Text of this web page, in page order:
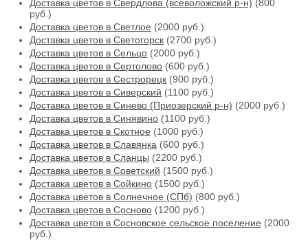
Доставка цветов в Свердлова (всеволожский р-н) (800
руб.)
Доставка цветов в Светлое (2000 руб.)
Доставка цветов в Светогорск (2700 руб.)
Доставка цветов в Сельцо (2000 руб.)
Доставка цветов в Сертолово (600 руб.)
Доставка цветов в Сестрорецк (900 руб.)
Доставка цветов в Сиверский (1100 руб.)
Доставка цветов в Синево (Приозерский р-н) (2000 руб.)
Доставка цветов в Синявино (1100 руб.)
Доставка цветов в Скотное (1000 руб.)
Доставка цветов в Славянка (600 руб.)
Доставка цветов в Сланцы (2200 руб.)
Доставка цветов в Советский (1500 руб.)
Доставка цветов в Сойкино (1500 руб.)
Доставка цветов в Солнечное (СПб) (800 руб.)
Доставка цветов в Сосново (1200 руб.)
Доставка цветов в Сосновское сельское поселение (2000
руб.)